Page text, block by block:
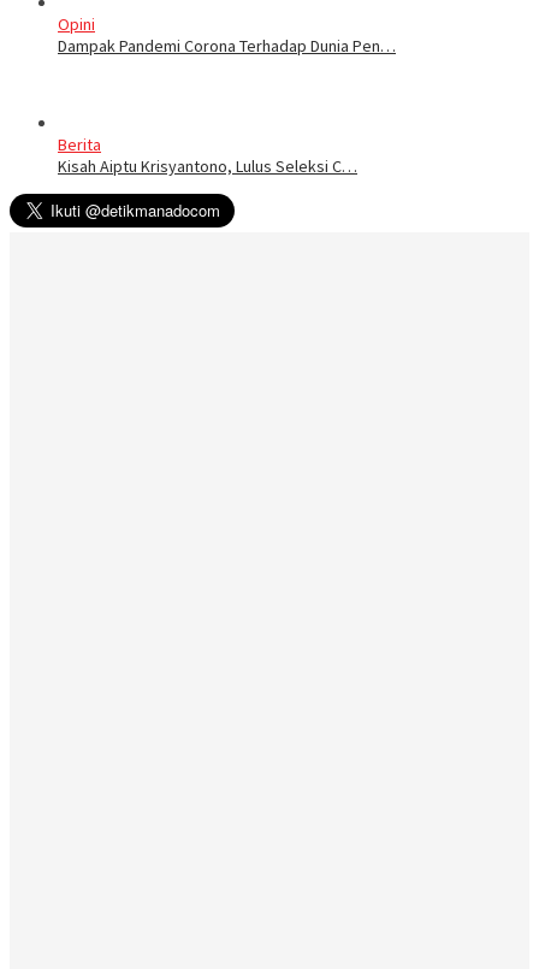
Opini
Dampak Pandemi Corona Terhadap Dunia Pen…
Berita
Kisah Aiptu Krisyantono, Lulus Seleksi C…